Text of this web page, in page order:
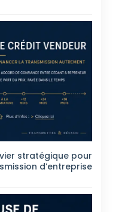
stratégique pour
d’entreprise